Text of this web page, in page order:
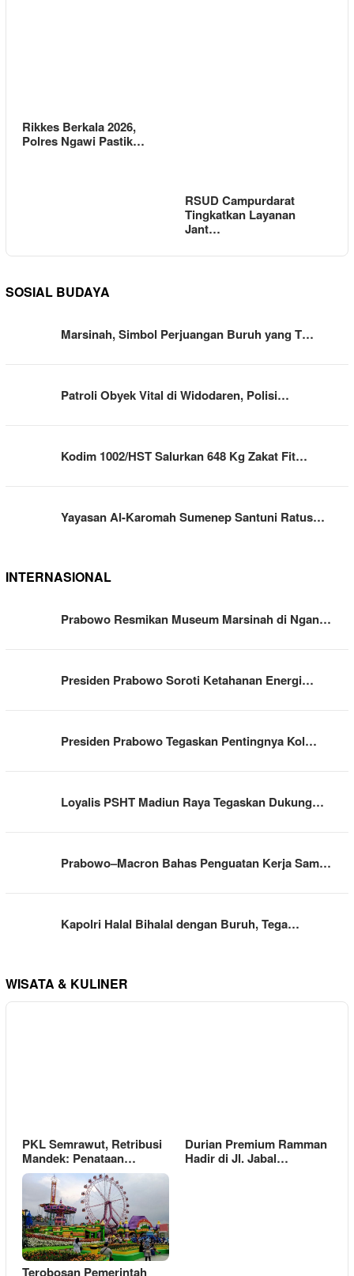
Rikkes Berkala 2026,
Polres Ngawi Pastik…
RSUD Campurdarat
Tingkatkan Layanan
Jant…
SOSIAL BUDAYA
Marsinah, Simbol Perjuangan Buruh yang T…
Patroli Obyek Vital di Widodaren, Polisi…
Kodim 1002/HST Salurkan 648 Kg Zakat Fit…
Yayasan Al-Karomah Sumenep Santuni Ratus…
INTERNASIONAL
Prabowo Resmikan Museum Marsinah di Ngan…
Presiden Prabowo Soroti Ketahanan Energi…
Presiden Prabowo Tegaskan Pentingnya Kol…
Loyalis PSHT Madiun Raya Tegaskan Dukung…
Prabowo–Macron Bahas Penguatan Kerja Sam…
Kapolri Halal Bihalal dengan Buruh, Tega…
WISATA & KULINER
PKL Semrawut, Retribusi
Mandek: Penataan…
Durian Premium Ramman
Hadir di Jl. Jabal…
Terobosan Pemerintah